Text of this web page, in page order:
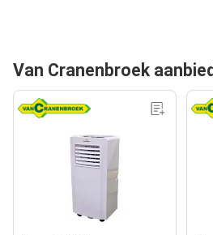
Van Cranenbroek